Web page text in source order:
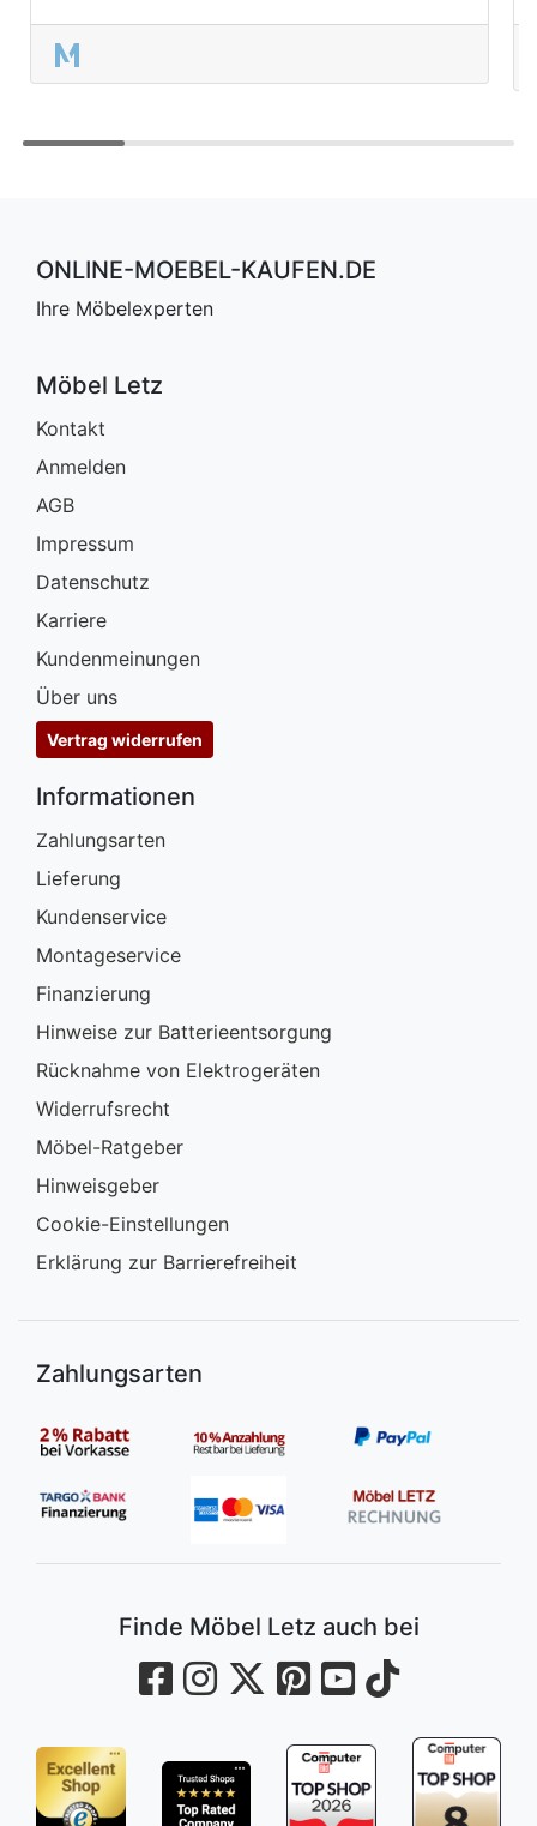
ONLINE-MOEBEL-KAUFEN.DE
Ihre Möbelexperten
Möbel Letz
Kontakt
Anmelden
AGB
Impressum
Datenschutz
Karriere
Kundenmeinungen
Über uns
Vertrag widerrufen
Informationen
Zahlungsarten
Lieferung
Kundenservice
Montageservice
Finanzierung
Hinweise zur Batterieentsorgung
Rücknahme von Elektrogeräten
Widerrufsrecht
Möbel-Ratgeber
Hinweisgeber
Cookie-Einstellungen
Erklärung zur Barrierefreiheit
Zahlungsarten
Finde Möbel Letz auch bei